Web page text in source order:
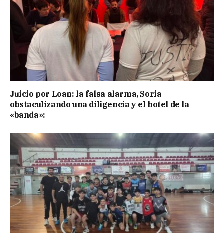
Juicio por Loan: la falsa alarma, Soria
obstaculizando una diligencia y el hotel de la
«banda»: